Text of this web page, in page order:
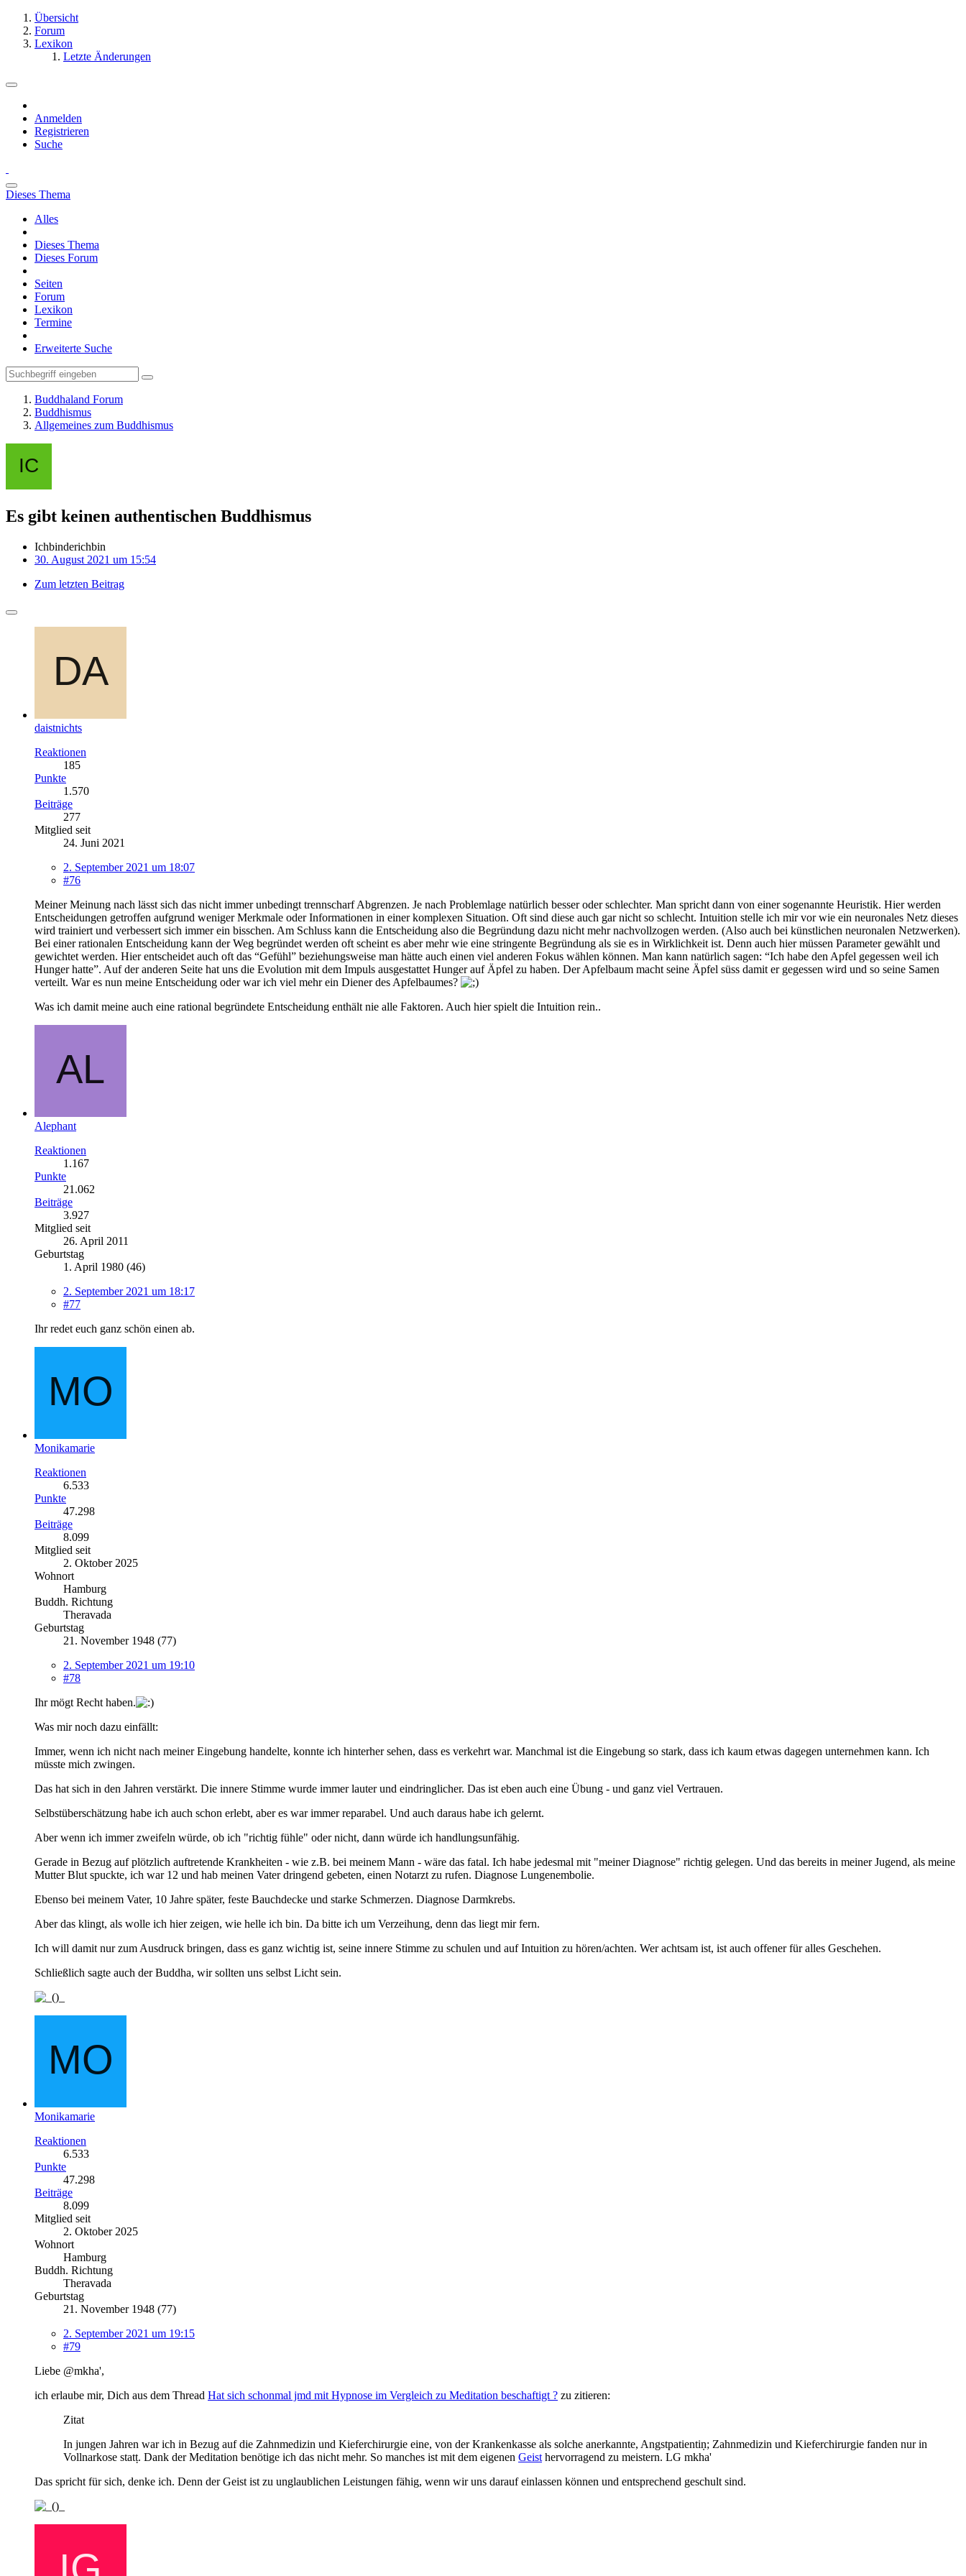
Übersicht
Forum
Lexikon
Letzte Änderungen
Anmelden
Registrieren
Suche
Dieses Thema
Alles
Dieses Thema
Dieses Forum
Seiten
Forum
Lexikon
Termine
Erweiterte Suche
Buddhaland Forum
Buddhismus
Allgemeines zum Buddhismus
Es gibt keinen authentischen Buddhismus
Ichbinderichbin
30. August 2021 um 15:54
Zum letzten Beitrag
daistnichts
Reaktionen
185
Punkte
1.570
Beiträge
277
Mitglied seit
24. Juni 2021
2. September 2021 um 18:07
#76
Meiner Meinung nach lässt sich das nicht immer unbedingt trennscharf Abgrenzen. Je nach Problemlage natürlich besser oder schlechter. Man spricht dann von einer sogenannte Heuristik. Hier werden
Entscheidungen getroffen aufgrund weniger Merkmale oder Informationen in einer komplexen Situation. Oft sind diese auch gar nicht so schlecht. Intuition stelle ich mir vor wie ein neuronales Netz dieses
wird trainiert und verbessert sich immer ein bisschen. Am Schluss kann die Entscheidung also die Begründung dazu nicht mehr nachvollzogen werden. (Also auch bei künstlichen neuronalen Netzwerken).
Bei einer rationalen Entscheidung kann der Weg begründet werden oft scheint es aber mehr wie eine stringente Begründung als sie es in Wirklichkeit ist. Denn auch hier müssen Parameter gewählt und
gewichtet werden. Hier entscheidet auch oft das “Gefühl” beziehungsweise man hätte auch einen viel anderen Fokus wählen können. Man kann natürlich sagen: “Ich habe den Apfel gegessen weil ich
Hunger hatte”. Auf der anderen Seite hat uns die Evolution mit dem Impuls ausgestattet Hunger auf Äpfel zu haben. Der Apfelbaum macht seine Äpfel süss damit er gegessen wird und so seine Samen
verteilt. War es nun meine Entscheidung oder war ich viel mehr ein Diener des Apfelbaumes?
Was ich damit meine auch eine rational begründete Entscheidung enthält nie alle Faktoren. Auch hier spielt die Intuition rein..
Alephant
Reaktionen
1.167
Punkte
21.062
Beiträge
3.927
Mitglied seit
26. April 2011
Geburtstag
1. April 1980 (46)
2. September 2021 um 18:17
#77
Ihr redet euch ganz schön einen ab.
Monikamarie
Reaktionen
6.533
Punkte
47.298
Beiträge
8.099
Mitglied seit
2. Oktober 2025
Wohnort
Hamburg
Buddh. Richtung
Theravada
Geburtstag
21. November 1948 (77)
2. September 2021 um 19:10
#78
Ihr mögt Recht haben.
Was mir noch dazu einfällt:
Immer, wenn ich nicht nach meiner Eingebung handelte, konnte ich hinterher sehen, dass es verkehrt war. Manchmal ist die Eingebung so stark, dass ich kaum etwas dagegen unternehmen kann. Ich
müsste mich zwingen.
Das hat sich in den Jahren verstärkt. Die innere Stimme wurde immer lauter und eindringlicher. Das ist eben auch eine Übung - und ganz viel Vertrauen.
Selbstüberschätzung habe ich auch schon erlebt, aber es war immer reparabel. Und auch daraus habe ich gelernt.
Aber wenn ich immer zweifeln würde, ob ich "richtig fühle" oder nicht, dann würde ich handlungsunfähig.
Gerade in Bezug auf plötzlich auftretende Krankheiten - wie z.B. bei meinem Mann - wäre das fatal. Ich habe jedesmal mit "meiner Diagnose" richtig gelegen. Und das bereits in meiner Jugend, als meine
Mutter Blut spuckte, ich war 12 und hab meinen Vater dringend gebeten, einen Notarzt zu rufen. Diagnose Lungenembolie.
Ebenso bei meinem Vater, 10 Jahre später, feste Bauchdecke und starke Schmerzen. Diagnose Darmkrebs.
Aber das klingt, als wolle ich hier zeigen, wie helle ich bin. Da bitte ich um Verzeihung, denn das liegt mir fern.
Ich will damit nur zum Ausdruck bringen, dass es ganz wichtig ist, seine innere Stimme zu schulen und auf Intuition zu hören/achten. Wer achtsam ist, ist auch offener für alles Geschehen.
Schließlich sagte auch der Buddha, wir sollten uns selbst Licht sein.
Monikamarie
Reaktionen
6.533
Punkte
47.298
Beiträge
8.099
Mitglied seit
2. Oktober 2025
Wohnort
Hamburg
Buddh. Richtung
Theravada
Geburtstag
21. November 1948 (77)
2. September 2021 um 19:15
#79
Liebe @mkha',
ich erlaube mir, Dich aus dem Thread Hat sich schonmal jmd mit Hypnose im Vergleich zu Meditation beschaftigt ? zu zitieren:
Zitat
In jungen Jahren war ich in Bezug auf die Zahnmedizin und Kieferchirurgie eine, von der Krankenkasse als solche anerkannte, Angstpatientiṇ; Zahnmedizin und Kieferchirurgie fanden nur in
Vollnarkose statṭ. Dank der Meditation benötige ich das nicht mehr. So manches ist mit dem eigenen Geist hervorragend zu meistern. LG mkha'
Das spricht für sich, denke ich. Denn der Geist ist zu unglaublichen Leistungen fähig, wenn wir uns darauf einlassen können und entsprechend geschult sind.